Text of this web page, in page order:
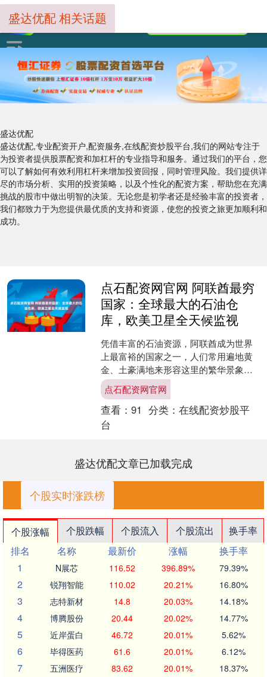
盛达优配
盛达优配,专业配资开户,配资服务,在线配资炒股平台,我们的网站专注于
为投资者提供股票配资和加杠杆的专业指导和服务。通过我们的平台，您
可以了解如何有效利用杠杆来增加投资回报，同时管理风险。我们提供详
尽的市场分析、实用的投资策略，以及个性化的配资方案，帮助您在充满
挑战的股市中做出明智的决策。无论您是初学者还是经验丰富的投资者，
我们都致力于为您提供最优质的支持和资源，使您的投资之旅更加顺利和
成功。
盛达优配 相关话题
点石配资网官网 阿联酋最穷
国家：全球最大的石油仓
库，欧美卫星全天候监视
凭借丰富的石油资源，阿联酋成为世界
上最富裕的国家之一，人们常用遍地黄
金、土豪满地来形容这里的繁华景象。
然而，即便在这个土豪云集的国家中，
也存在相对落后的地区，其....
点石配资网官网
查看： 91 分类： 在线配资炒股平
台
盛达优配文章已加载完成
个股实时涨跌榜
个股涨幅 个股跌幅 个股流入 个股流出
换手率
排名
名称 最新价 涨幅
换手率
1
N展芯 116.52 396.89% 79.39%
2 锐翔智能 110.02 20.21% 16.80%
3 志特新材 14.8 20.03% 14.18%
4 博腾股份 20.44 20.02% 14.77%
5 近岸蛋白 46.72 20.01% 5.62%
6 毕得医药 61.6 20.01% 6.12%
7 五洲医疗 83.62 20.01% 18.37%